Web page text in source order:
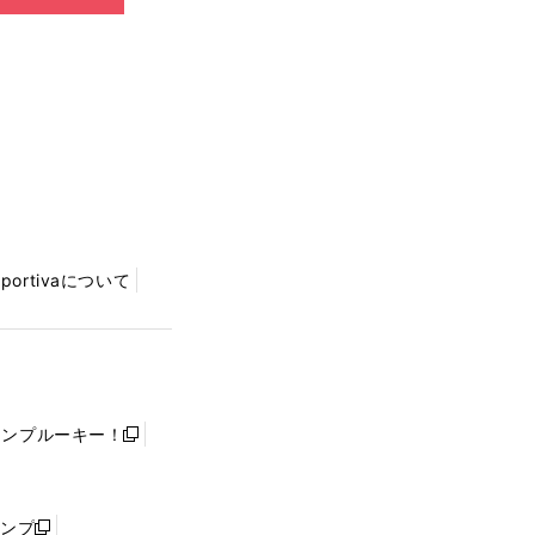
について
プルーキー！
新
プ